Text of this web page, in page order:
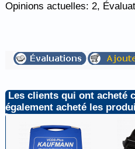
Opinions actuelles: 2,
Les clients qui ont acheté
également acheté les